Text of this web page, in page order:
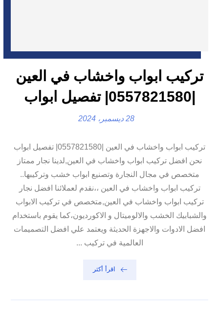
تركيب ابواب واخشاب في العين
|0557821580| تفصيل ابواب
28 ديسمبر، 2024
تركيب ابواب واخشاب في العين |0557821580| تفصيل ابواب
نحن افضل تركيب ابواب واخشاب في العين,لدينا نجار ممتاز
متخصص في مجال النجارة وتصنيع ابواب خشب وتركيبها..
تركيب ابواب واخشاب في العين ،،نقدم لعملائنا افضل نجار
تركيب ابواب واخشاب في العين,متخصص في تركيب الابواب
والشبابيك الخشب والالوميتال و الاكورديون،كما يقوم باستخدام
افضل الادوات والاجهزة الحديثة ويعتمد علي افضل التصميمات
العالمية في تركيب ...
اقرأ أكثر